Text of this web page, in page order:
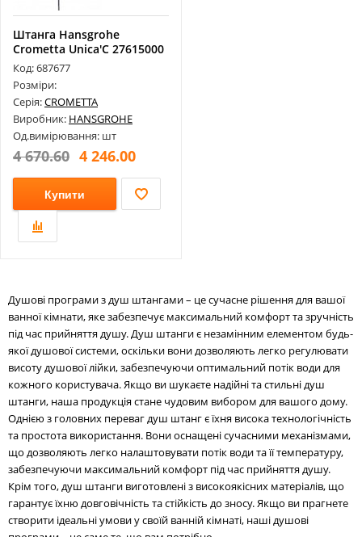
Штанга Hansgrohe
Crometta Unica'C 27615000
Код: 687677
Розміри:
Серія:CROMETTA
Виробник: HANSGROHE
Од.вимірювання: шт
4 670.60 4 246.00
Купити
Душові програми з душ штангами – це сучасне рішення для вашої
ванної кімнати, яке забезпечує максимальний комфорт та зручність
під час прийняття душу. Душ штанги є незамінним елементом будь-
якої душової системи, оскільки вони дозволяють легко регулювати
висоту душової лійки, забезпечуючи оптимальний потік води для
кожного користувача. Якщо ви шукаєте надійні та стильні душ
штанги, наша продукція стане чудовим вибором для вашого дому.
Однією з головних переваг душ штанг є їхня висока технологічність
та простота використання. Вони оснащені сучасними механізмами,
що дозволяють легко налаштовувати потік води та її температуру,
забезпечуючи максимальний комфорт під час прийняття душу.
Крім того, душ штанги виготовлені з високоякісних матеріалів, що
гарантує їхню довговічність та стійкість до зносу. Якщо ви прагнете
створити ідеальні умови у своїй ванній кімнаті, наші душові